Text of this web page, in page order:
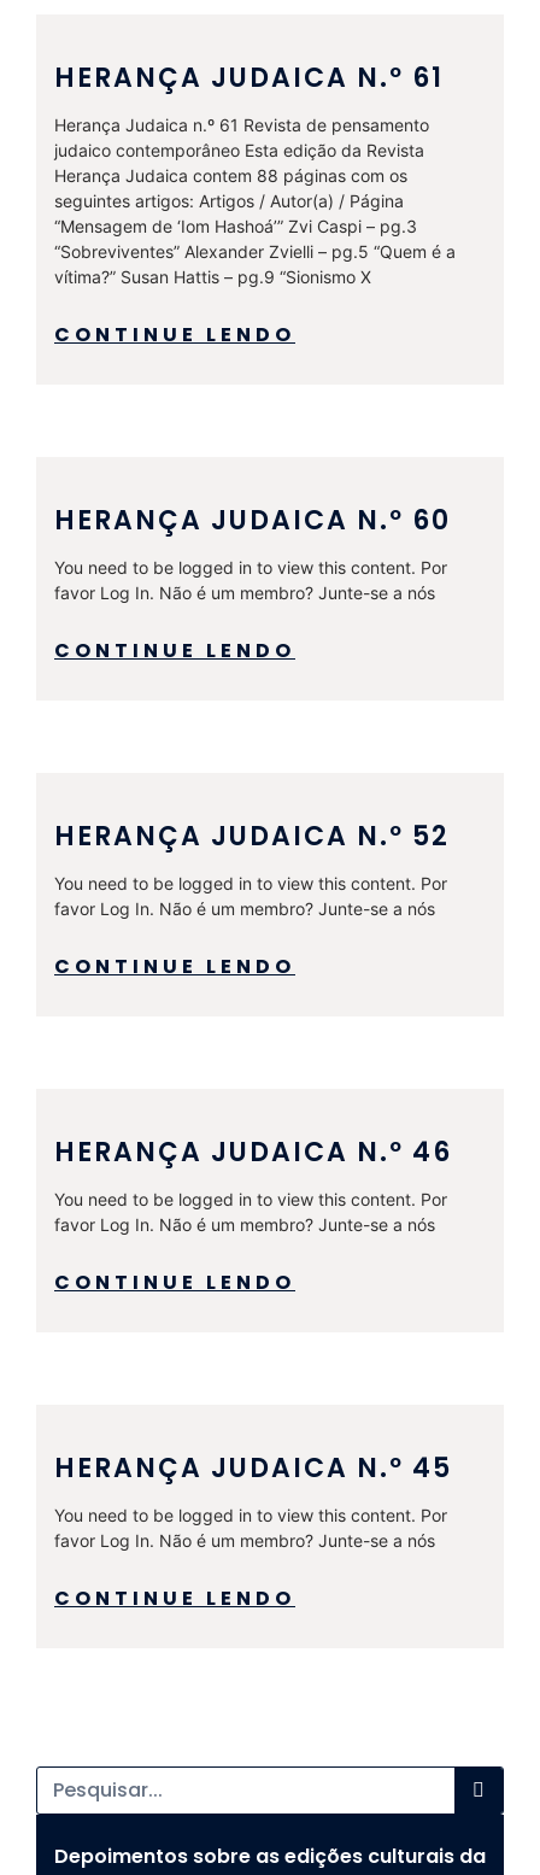
HERANÇA JUDAICA N.º 61
Herança Judaica n.º 61 Revista de pensamento
judaico contemporâneo Esta edição da Revista
Herança Judaica contem 88 páginas com os
seguintes artigos: Artigos / Autor(a) / Página
“Mensagem de ‘Iom Hashoá’” Zvi Caspi – pg.3
“Sobreviventes” Alexander Zvielli – pg.5 “Quem é a
vítima?” Susan Hattis – pg.9 “Sionismo X
CONTINUE LENDO
HERANÇA JUDAICA N.º 60
You need to be logged in to view this content. Por
favor Log In. Não é um membro? Junte-se a nós
CONTINUE LENDO
HERANÇA JUDAICA N.º 52
You need to be logged in to view this content. Por
favor Log In. Não é um membro? Junte-se a nós
CONTINUE LENDO
HERANÇA JUDAICA N.º 46
You need to be logged in to view this content. Por
favor Log In. Não é um membro? Junte-se a nós
CONTINUE LENDO
HERANÇA JUDAICA N.º 45
You need to be logged in to view this content. Por
favor Log In. Não é um membro? Junte-se a nós
CONTINUE LENDO
Depoimentos sobre as edições culturais da